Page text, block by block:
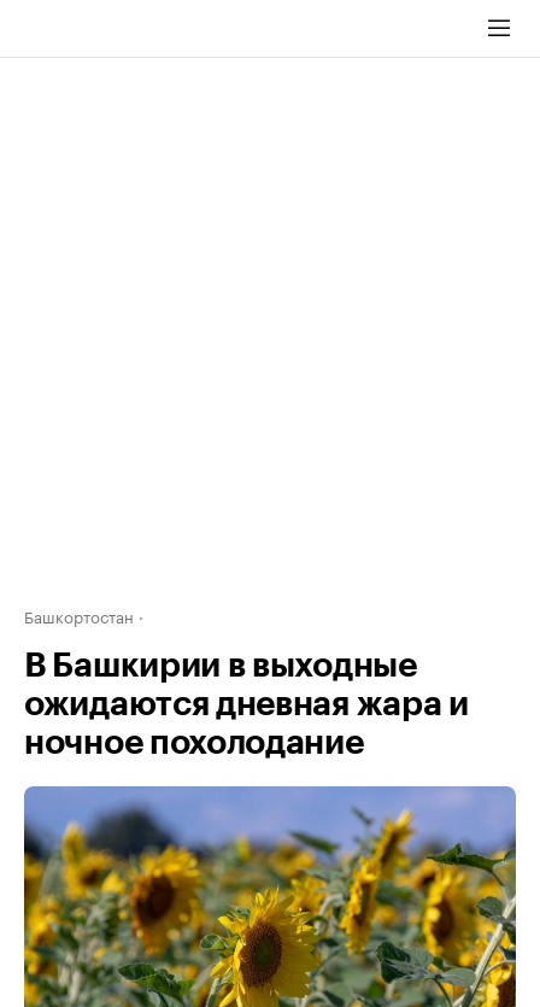
Башкортостан
В Башкирии в выходные
ожидаются дневная жара и
ночное похолодание